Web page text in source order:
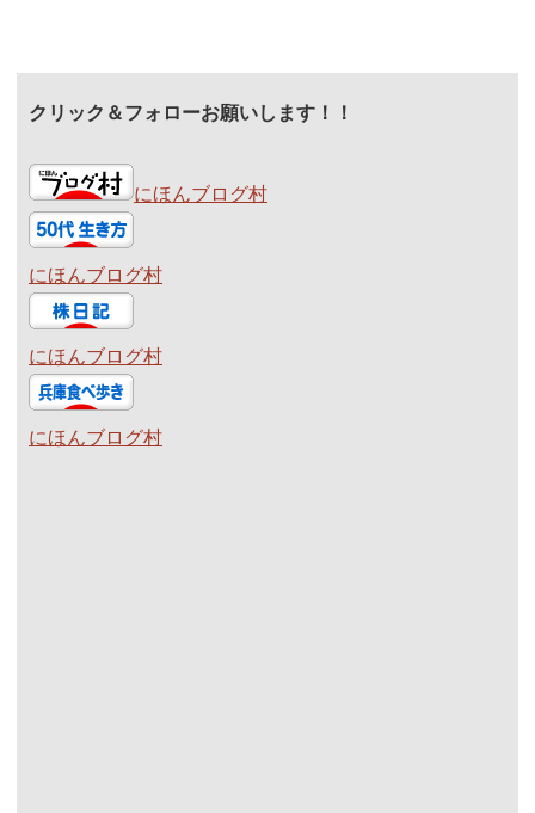
クリック＆フォローお願いします！！
にほんブログ村
にほんブログ村
にほんブログ村
にほんブログ村